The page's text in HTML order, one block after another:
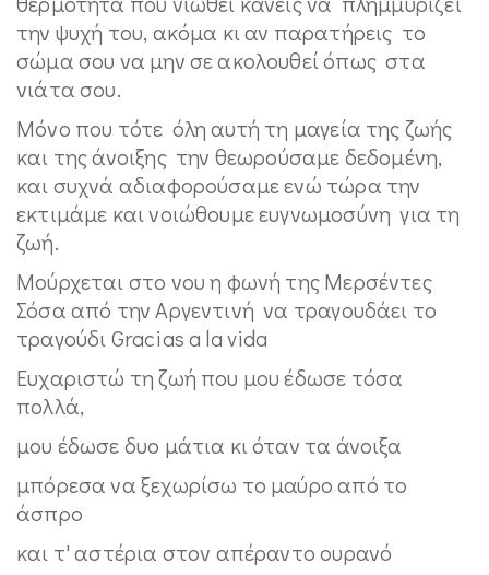
την ψυχή του, ακόμα κι αν παρατήρεις το
σώμα σου να μην σε ακολουθεί όπως στα
νιάτα σου.
Μόνο που τότε όλη αυτή τη μαγεία της ζωής
και της άνοιξης την θεωρούσαμε δεδομένη,
και συχνά αδιαφορούσαμε ενώ τώρα την
εκτιμάμε και νοιώθουμε ευγνωμοσύνη για τη
ζωή.
Μούρχεται στο νου η φωνή της Μερσέντες
Σόσα από την Αργεντινή να τραγουδάει το
τραγούδι Gracias a la vida
Ευχαριστώ τη ζωή που μου έδωσε τόσα
πολλά,
μου έδωσε δυο μάτια κι όταν τα άνοιξα
μπόρεσα να ξεχωρίσω το μαύρο από το
άσπρο
και τ' αστέρια στον απέραντο ουρανό